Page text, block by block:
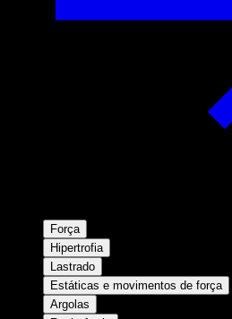
Força
Hipertrofia
Lastrado
Estáticas e movimentos de força
Argolas